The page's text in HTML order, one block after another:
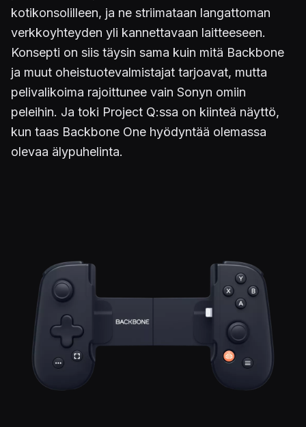
kotikonsolilleen, ja ne striimataan langattoman
verkkoyhteyden yli kannettavaan laitteeseen.
Konsepti on siis täysin sama kuin mitä Backbone
ja muut oheistuotevalmistajat tarjoavat, mutta
pelivalikoima rajoittunee vain Sonyn omiin
peleihin. Ja toki Project Q:ssa on kiinteä näyttö,
kun taas Backbone One hyödyntää olemassa
olevaa älypuhelinta.